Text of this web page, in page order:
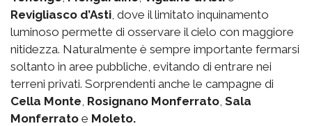
Revigliasco d’Asti , dove il limitato inquinamento
luminoso permette di osservare il cielo con maggiore
nitidezza. Naturalmente è sempre importante fermarsi
soltanto in aree pubbliche, evitando di entrare nei
terreni privati. Sorprendenti anche le campagne di
Cella Monte Rosignano Monferrato Sala
Monferrato e Moleto.